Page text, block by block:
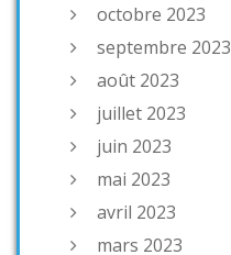
octobre 2023
septembre 2023
août 2023
juillet 2023
juin 2023
mai 2023
avril 2023
mars 2023